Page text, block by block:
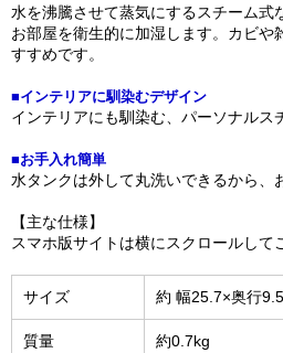
水を沸騰させて蒸気にするスチーム式
お部屋を衛生的に加湿します。カビや
すすめです。
■インテリアに馴染むデザイン
インテリアにも馴染む、パーソナルス
■お手入れ簡単
水タンクは外して丸洗いできるから、
【主な仕様】
スマホ版サイトは横にスクロールして
サイズ 約 幅25.7×奥行
質量 約0.7kg